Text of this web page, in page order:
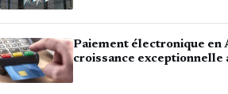
Paiement électronique en
croissance exceptionnelle